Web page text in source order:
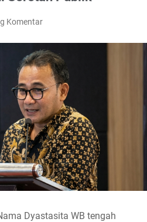
Komentar
Dyastasita WB tengah